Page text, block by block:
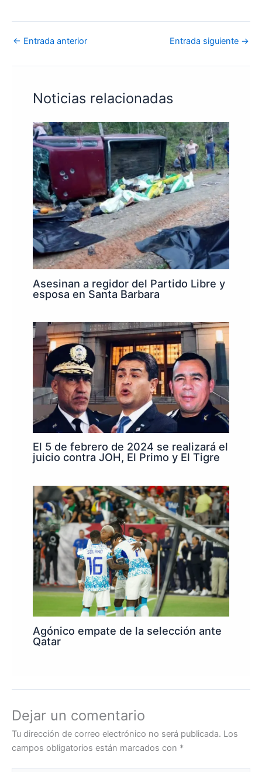
← Entrada anterior Entrada siguiente →
Noticias relacionadas
Asesinan a regidor del Partido Libre y
esposa en Santa Barbara
El 5 de febrero de 2024 se realizará el
juicio contra JOH, El Primo y El Tigre
Agónico empate de la selección ante
Qatar
Dejar un comentario
Tu dirección de correo electrónico no será publicada. Los
campos obligatorios están marcados con *